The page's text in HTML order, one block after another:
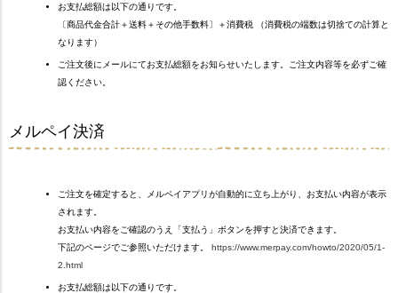
お支払総額は以下の通りです。
〔商品代金合計＋送料＋その他手数料〕＋消費税 （消費税の端数は切捨ての計算と
なります）
ご注文後にメールにてお支払総額をお知らせいたします。ご注文内容等を必ずご確
認ください。
メルペイ決済
ご注文を確定すると、メルペイアプリが自動的に立ち上がり、お支払い内容が表示
されます。
お支払い内容をご確認のうえ「支払う」ボタンを押すと決済できます。
下記のページでご参照いただけます。 https://www.merpay.com/howto/2020/05/1-
2.html
お支払総額は以下の通りです。